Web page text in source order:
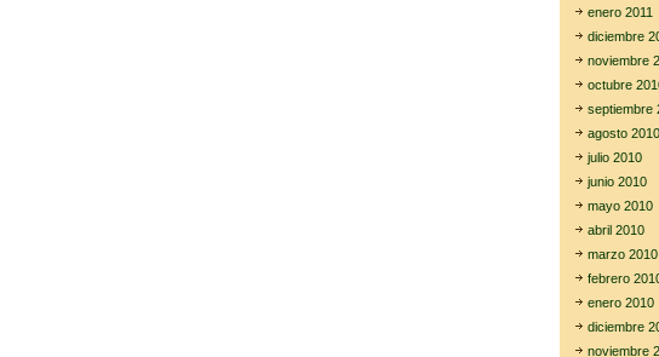
enero 2011
diciembre
noviembre
octubre
septiembre
agosto 2010
julio 2010
junio 2010
mayo 2010
abril 2010
marzo 2010
febrero
enero 2010
diciembre
noviembre